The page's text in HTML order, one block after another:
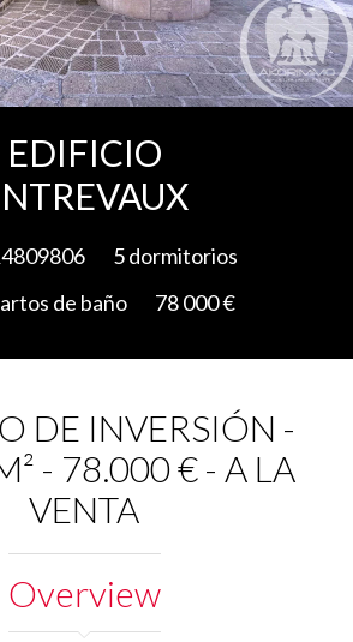
EDIFICIO
5 dormitorios
de baño
78 000 €
DE INVERSIÓN -
- 78.000 € - A LA
VENTA
Overview